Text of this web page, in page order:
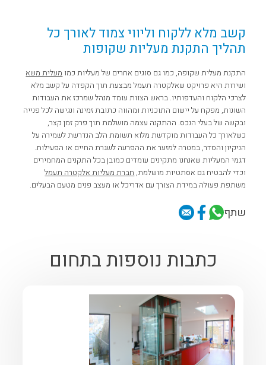
קשב מלא ללקוח וליווי צמוד לאורך כל
תהליך התקנת מעליות שקופות
התקנת מעלית שקופה, כמו גם סוגים אחרים של מעליות כמומעלית משא
ושירות היא פרויקט שאלקטרה תעמל מבצעת תוך הקפדה על קשב מלא
לצרכי הלקוח והעדפותיו. בראש הצוות עומד מנהל שמרכז את העבודות
השונות, מפקח על יישום התוכניות ומהווה כתובת זמינה ונגישה לכל פנייה
ובקשה של בעלי הנכס. ההתקנה עצמה מושלמת תוך פרק זמן קצר,
כשלאורך כל העבודות מוקדשת מלוא תשומת הלב הנדרשת לשמירה על
הניקיון והסדר, במטרה למזער את ההפרעה לשגרת החיים או הפעילות.
דגמי המעליות שאנחנו מתקינים עומדים כמובן בכל התקנים המחמירים
וכדי להבטיח גם אסתטיות מושלמת,חברת מעליות אלקטרה תעמל
משתפת פעולה במידת הצורך עם אדריכל או מעצב פנים מטעם הבעלים.
שתף
כתבות נוספות בתחום